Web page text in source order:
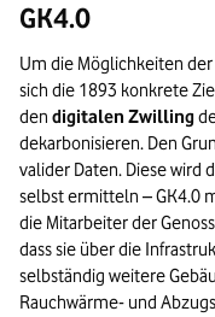
GK4.0
Um die Möglichkeiten
sich die 1893 konkrete
den digitalen Zwilling
dekarbonisieren. Den
valider Daten. Diese wird
selbst ermitteln – GK4.0
die Mitarbeiter der
dass sie über die
selbständig weitere
Rauchwärme- und